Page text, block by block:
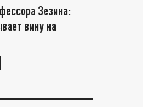
Зезина:
вину на